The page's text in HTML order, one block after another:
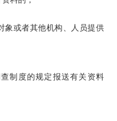
或者其他机构、人员提供
度的规定报送有关资料